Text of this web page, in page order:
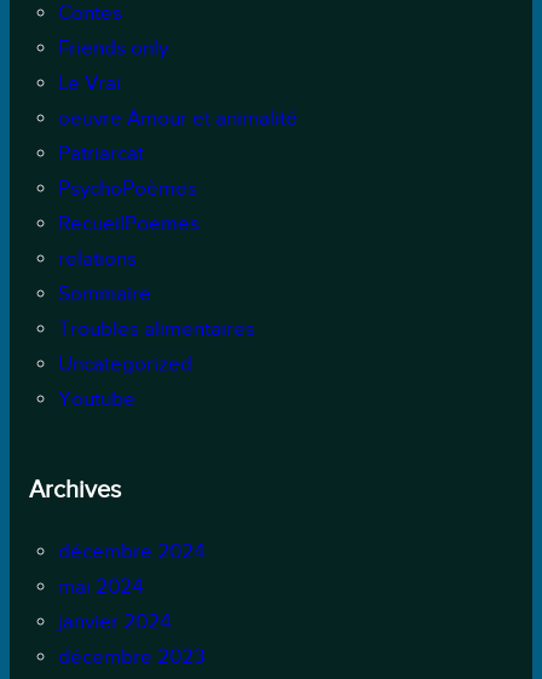
Contes
Friends only
Le Vrai
oeuvre Amour et animalité
Patriarcat
PsychoPoèmes
RecueilPoemes
relations
Sommaire
Troubles alimentaires
Uncategorized
Youtube
Archives
décembre 2024
mai 2024
janvier 2024
décembre 2023